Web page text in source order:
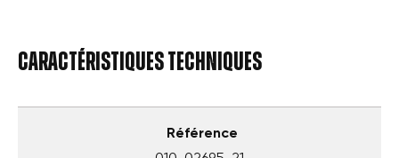
Caractéristiques techniques
Référence